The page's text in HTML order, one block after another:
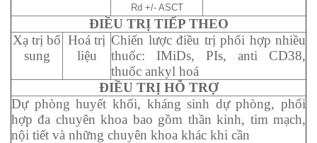
Rd +/- ASCT
ĐIỀU TRỊ TIẾP THEO
Xạ trị bổ
sung
Hoá trị
liệu
Chiến lược điều trị phối hợp nhiều
thuốc: IMiDs, PIs, anti CD38,
thuốc ankyl hoá
ĐIỀU TRỊ HỖ TRỢ
Dự phòng huyết khối, kháng sinh dự phòng, phối
hợp đa chuyên khoa bao gồm thần kinh, tim mạch,
nội tiết và những chuyên khoa khác khi cần